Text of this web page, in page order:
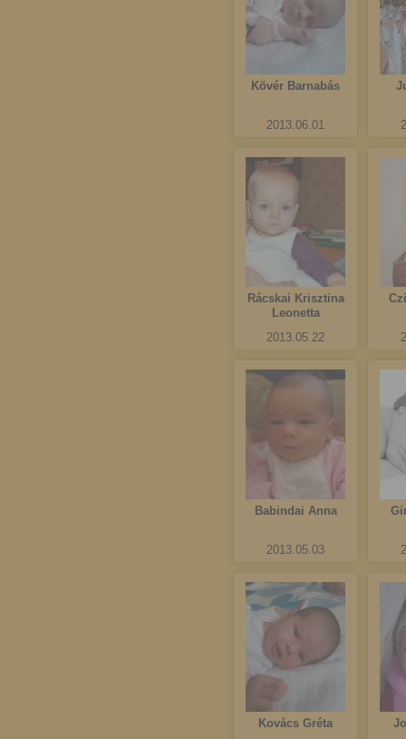
Kövér Barnabás
2013.06.01
Rácskai Krisztina
Leonetta
2013.05.22
Babindai Anna
2013.05.03
Kovács Gréta